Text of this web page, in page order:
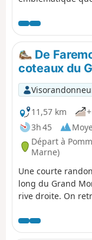
fin du 6ème
lignée des
contribué à «
ténacité et sa
impressionnèrent
dignitaires de
Chigneric qui lui
baptiser ses
notable de Ussy,
furent les
de Reuil-en-Brie,
De
coteaux du
11,57 km
3h 45
Départ à
Marne)
Une courte
long du Grand
rive droite. On
randonnée
entre les champs.